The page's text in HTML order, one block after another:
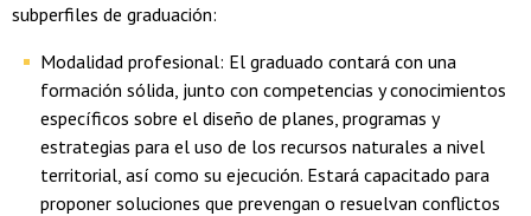
subperfiles de graduación:
Modalidad profesional: El graduado contará con una
formación sólida, junto con competencias y conocimientos
específicos sobre el diseño de planes, programas y
estrategias para el uso de los recursos naturales a nivel
territorial, así como su ejecución. Estará capacitado para
proponer soluciones que prevengan o resuelvan conflictos